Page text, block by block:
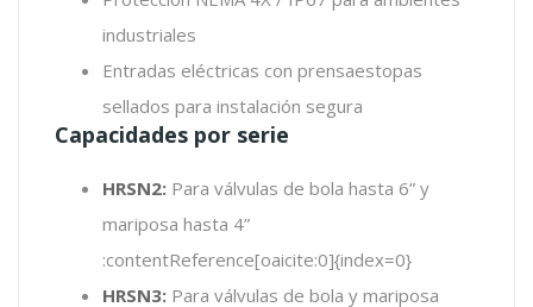
industriales
Entradas eléctricas con prensaestopas
sellados para instalación segura
Capacidades por serie
HRSN2: Para válvulas de bola hasta 6” y
mariposa hasta 4”
:contentReference[oaicite:0]{index=0}
HRSN3: Para válvulas de bola y mariposa